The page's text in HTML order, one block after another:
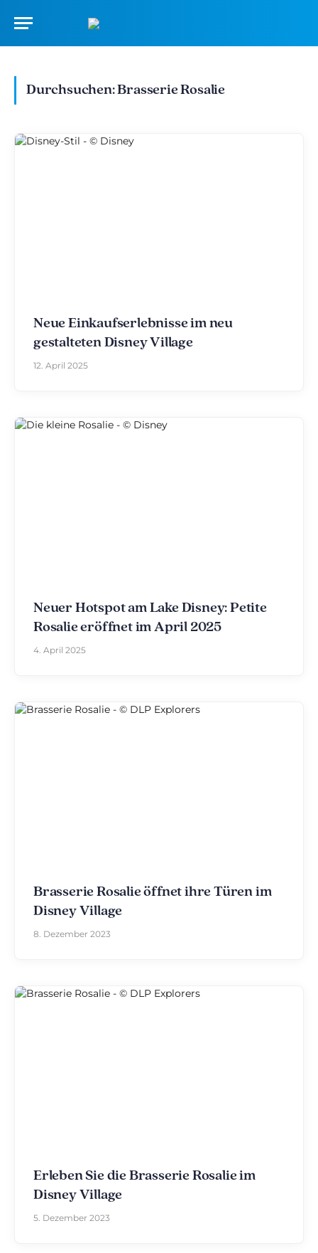
Durchsuchen:Brasserie Rosalie
Neue Einkaufserlebnisse im neu
gestalteten Disney Village
12. April 2025
Neuer Hotspot am Lake Disney: Petite
Rosalie eröffnet im April 2025
4. April 2025
Brasserie Rosalie öffnet ihre Türen im
Disney Village
8. Dezember 2023
Erleben Sie die Brasserie Rosalie im
Disney Village
5. Dezember 2023